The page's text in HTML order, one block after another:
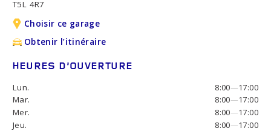
T5L 4R7
Choisir ce garage
Obtenir l’itinéraire
HEURES D’OUVERTURE
Lun. 8:00—17:00
Mar.
8:00—17:00
Mer.
8:00—17:00
Jeu.
8:00—17:00